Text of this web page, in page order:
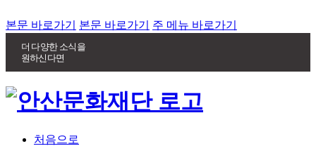
본문 바로가기 본문 바로가기 주 메뉴 바로가기
더 다양한 소식을
원하신다면
처음으로